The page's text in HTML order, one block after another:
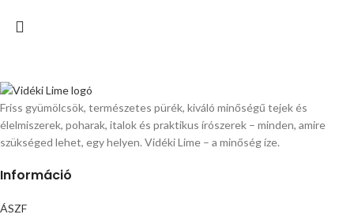
Friss gyümölcsök, természetes pürék, kiváló minőségű tejek és
élelmiszerek, poharak, italok és praktikus írószerek – minden, amire
szükséged lehet, egy helyen. Vidéki Lime – a minőség íze.
Információ
ÁSZF